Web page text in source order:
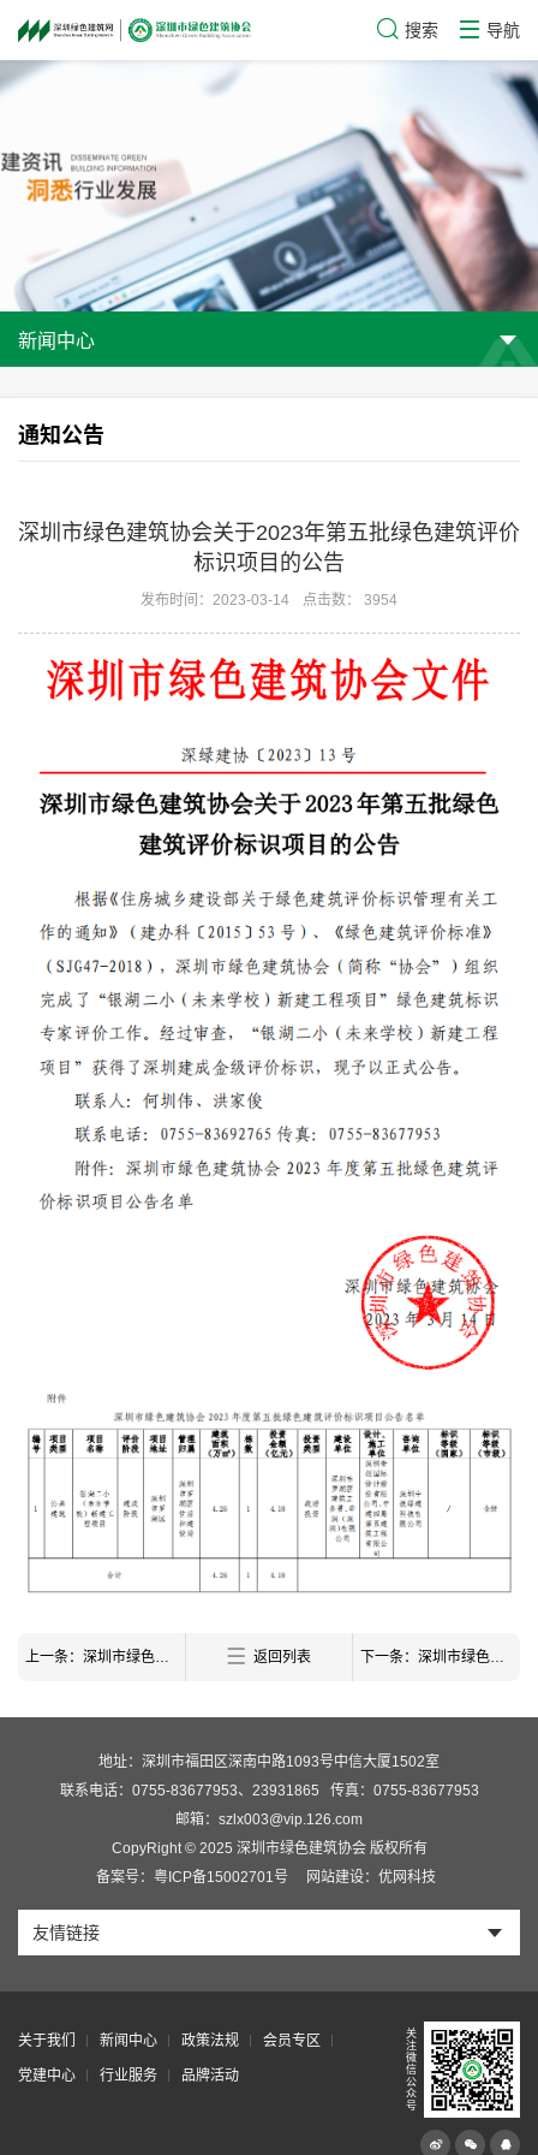
搜索 导航
新闻中心
通知公告
深圳市绿色建筑协会关于2023年第五批绿色建筑评价
标识项目的公告
发布时间：2023-03-14 点击数： 3954
上一条：深圳市绿色建筑协会关于2023年第四批绿色建筑评价标识项目的公告 返回列表 下一条：深圳市绿色建筑协会第十三期LEED AP BD+C 中文培训通知
地址：深圳市福田区深南中路1093号中信大厦1502室
联系电话：0755-83677953、23931865
传真：0755-83677953
邮箱：szlx003@vip.126.com
CopyRight © 2025 深圳市绿色建筑协会 版权所有
备案号：粤ICP备15002701号
网站建设：优网科技
友情链接
关于我们 新闻中心 政策法规 会员专区
党建中心 行业服务 品牌活动
关
注
微
信
公
众
号